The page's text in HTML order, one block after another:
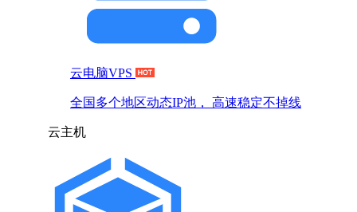
云电脑VPS
全国多个地区动态IP池， 高速稳定不掉线
云主机